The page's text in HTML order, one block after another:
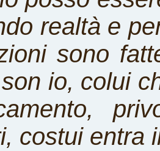
realtà e
sono
io, colui
costui entra